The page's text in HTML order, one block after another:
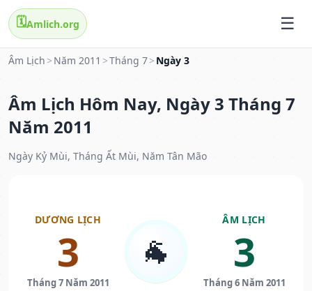
🗓️Amlich.org
Âm Lịch > Năm 2011 >Tháng 7> Ngày 3
Âm Lịch Hôm Nay, Ngày 3 Tháng 7
Năm 2011
Ngày Kỷ Mùi, Tháng Ất Mùi, Năm Tân Mão
DƯƠNG LỊCH
3
Tháng 7 Năm 2011
🐐
ÂM LỊCH
3
Tháng 6 Năm 2011